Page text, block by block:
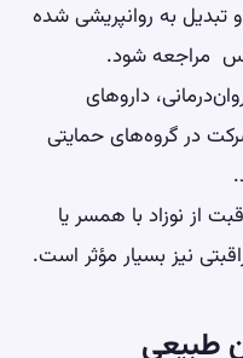
تبدیل به روانپریشی شده
مراجعه شود.
داروهای
در گروه‌های حمایتی
از نوزاد با همسر یا
نیز بسیار مؤثر است.
طبیعی